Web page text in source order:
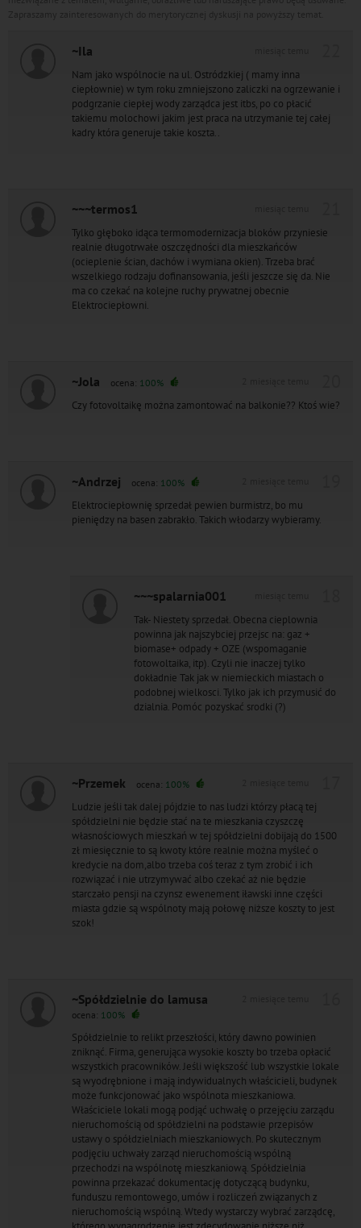
~Ila
Nam jako wspólnocie na ul. Ostródzkiej ( mamy inna
ciepłownie) w tym roku zmniejszono zaliczki na ogrzewanie i
podgrzanie ciepłej wody zarządca jest itbs, po co płacić
takiemu molochowi jakim jest praca na utrzymanie tej całej
kadry która generuje takie koszta..
~~~termos1
Tylko głęboko idąca termomodernizacja bloków przyniesie
realnie długotrwałe oszczędności dla mieszkańców
(ocieplenie ścian, dachów i wymiana okien). Trzeba brać
wszelkiego rodzaju dofinansowania, jeśli jeszcze się da. Nie
ma co czekać na kolejne ruchy prywatnej obecnie
Elektrociepłowni.
~Jola ocena: 100%
Czy fotovoltaikę można zamontować na balkonie?? Ktoś wie?
~Andrzej ocena: 100%
Elektrociepłownię sprzedał pewien burmistrz, bo mu
pieniędzy na basen zabrakło. Takich włodarzy wybieramy.
~~~spalarnia001
Tak- Niestety sprzedał. Obecna cieplownia
powinna jak najszybciej przejsc na: gaz +
biomase+ odpady + OZE (wspomaganie
fotowoltaika, itp). Czyli nie inaczej tylko
dokładnie Tak jak w niemieckich miastach o
podobnej wielkosci. Tylko jak ich przymusić do
dzialnia. Pomóc pozyskać srodki (?)
~Przemek ocena: 100%
Ludzie jeśli tak dalej pójdzie to nas ludzi którzy płacą tej
spółdzielni nie będzie stać na te mieszkania czyszczę
własnościowych mieszkań w tej spółdzielni dobijają do 1500
zł miesięcznie to są kwoty które realnie można myśleć o
kredycie na dom,albo trzeba coś teraz z tym zrobić i ich
rozwiązać i nie utrzymywać albo czekać aż nie będzie
starczało pensji na czynsz ewenement iławski inne części
miasta gdzie są wspólnoty mają połowę niższe koszty to jest
szok!
~Spółdzielnie do lamusa
ocena: 100%
Spółdzielnie to relikt przeszłości, który dawno powinien
zniknąć. Firma, generująca wysokie koszty bo trzeba opłacić
wszystkich pracowników. Jeśli większość lub wszystkie lokale
są wyodrębnione i mają indywidualnych właścicieli, budynek
może funkcjonować jako wspólnota mieszkaniowa.
Właściciele lokali mogą podjąć uchwałę o przejęciu zarządu
nieruchomością od spółdzielni na podstawie przepisów
ustawy o spółdzielniach mieszkaniowych. Po skutecznym
podjęciu uchwały zarząd nieruchomością wspólną
przechodzi na wspólnotę mieszkaniową. Spółdzielnia
powinna przekazać dokumentację dotyczącą budynku,
funduszu remontowego, umów i rozliczeń związanych z
nieruchomością wspólną. Wtedy wystarczy wybrać zarządcę,